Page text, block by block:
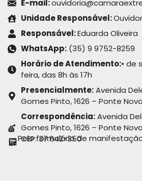
E-mail:
Unidade Responsável:
Responsável:Eduarda Oliveira
WhatsApp: (35) 9 9752-8259
Horário de Atendimento:• de
feira, das 8h às 17h
Presencialmente:Avenida
Gomes Pinto, 1626 – Ponte
Correspondência:Avenida
Gomes Pinto, 1626 – Ponte
CEP: 37.642-350
Pelo formulário de